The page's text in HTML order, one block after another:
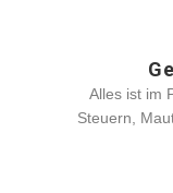
Alles ist im
Steuern,